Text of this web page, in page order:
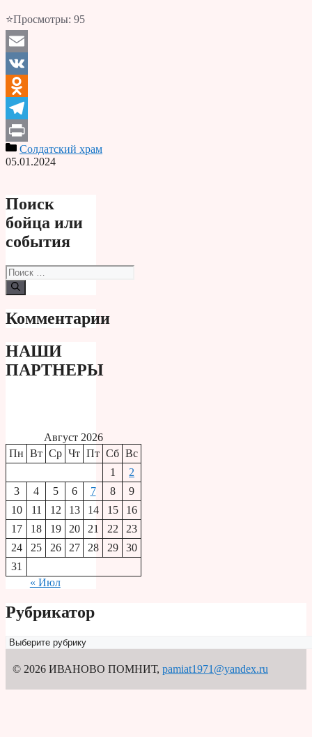
⭐Просмотры: 95
Email
VK
Odnoklassniki
Telegram
PrintСолдатский храм
05.01.2024
Поиск
бойца или
события
Поиск:
Комментарии
НАШИ
ПАРТНЕРЫ
Август 2026
Пн Вт Ср Чт Пт Сб Вс
1
2
3
4 5 6 7 8
9
10
11 12 13 14 15
16
17
18 19 20 21 22
23
24
25 26 27 28 29
30
31
« Июл
Рубрикатор
Рубрикатор
© 2026 ИВАНОВО ПОМНИТ, pamiat1971@yandex.ru